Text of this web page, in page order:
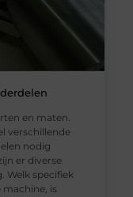
en maten.
verschillende
nodig
er diverse
Welk specifiek
machine, is